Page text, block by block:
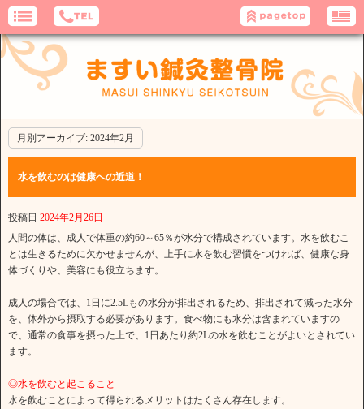
月別アーカイブ: 2024年2月
水を飲むのは健康への近道！
投稿日 2024年2月26日
人間の体は、成人で体重の約60～65％が水分で構成されています。水を飲むこ
とは生きるために欠かせませんが、上手に水を飲む習慣をつければ、健康な身
体づくりや、美容にも役立ちます。
成人の場合では、1日に2.5Lもの水分が排出されるため、排出されて減った水分
を、体外から摂取する必要があります。食べ物にも水分は含まれていますの
で、通常の食事を摂った上で、1日あたり約2Lの水を飲むことがよいとされてい
ます。
◎水を飲むと起こること
水を飲むことによって得られるメリットはたくさん存在します。